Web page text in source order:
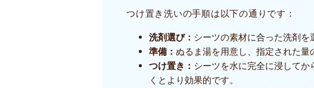
つけ置き洗いの手順は以下の通りです：
洗剤選び： シーツの素材に合った洗剤を
準備： ぬるま湯を用意し、指定された量
つけ置き： シーツを水に完全に浸して
くとより効果的です。